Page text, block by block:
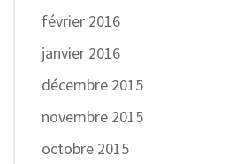
février 2016
janvier 2016
décembre 2015
novembre 2015
octobre 2015